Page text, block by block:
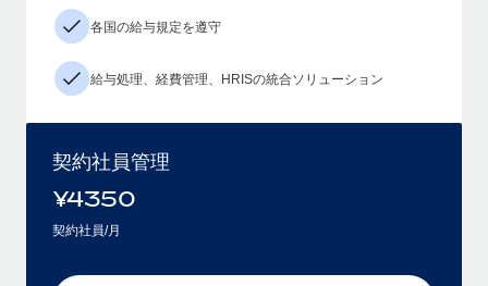
各国の給与規定を遵守
給与処理、経費管理、HRISの統合ソリューション
契約社員管理
¥4350
契約社員/月